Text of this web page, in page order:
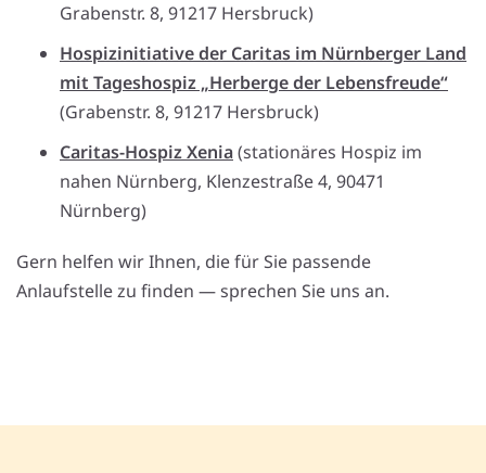
Grabenstr. 8, 91217 Hersbruck)
Hospizinitiative der Caritas im Nürnberger Land
mit Tageshospiz „Herberge der Lebensfreude“
(Grabenstr. 8, 91217 Hersbruck)
Caritas-Hospiz Xenia(stationäres Hospiz im
nahen Nürnberg, Klenzestraße 4, 90471
Nürnberg)
Gern helfen wir Ihnen, die für Sie passende
Anlaufstelle zu finden — sprechen Sie uns an.